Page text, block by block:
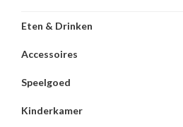
Eten & Drinken
Accessoires
Speelgoed
Kinderkamer